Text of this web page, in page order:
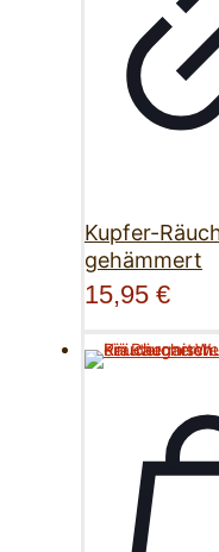
Kupfer-
gehämmert
15,95 €